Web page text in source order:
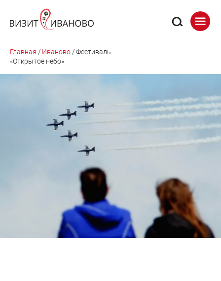
Главная / Иваново /Фестиваль
«Открытое небо»